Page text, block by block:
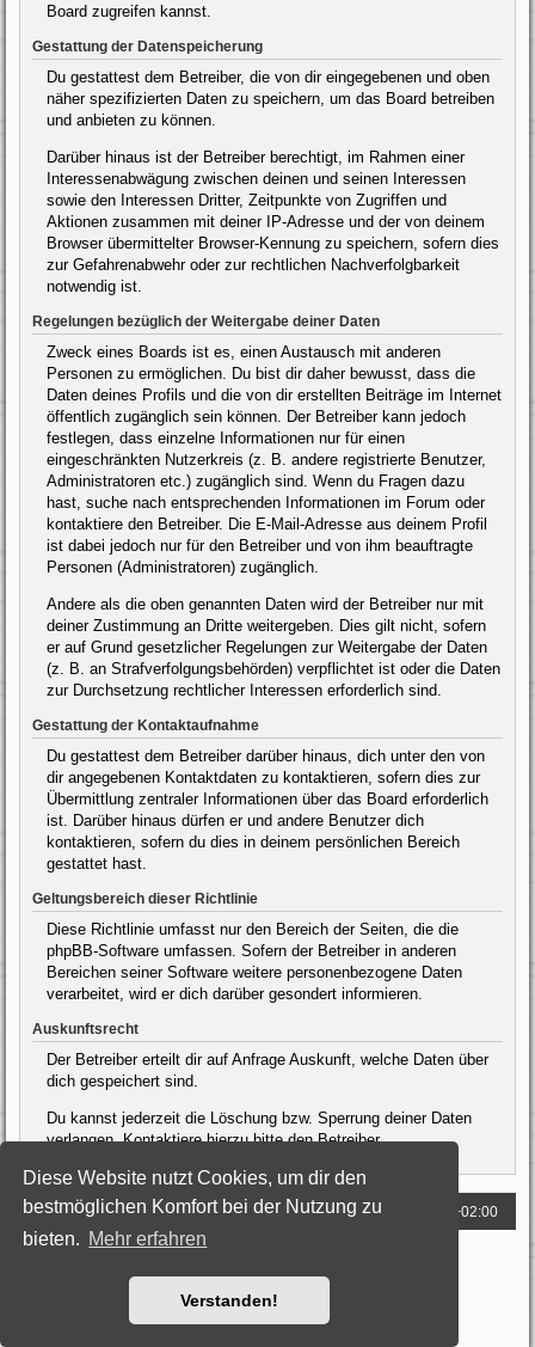
Diese Website nutzt Cookies, um dir den
bestmöglichen Komfort bei der Nutzung zu
bieten. Mehr erfahren
Verstanden!
Board zugreifen kannst.
Gestattung der Datenspeicherung
Du gestattest dem Betreiber, die von dir eingegebenen und oben
näher spezifizierten Daten zu speichern, um das Board betreiben
und anbieten zu können.
Darüber hinaus ist der Betreiber berechtigt, im Rahmen einer
Interessenabwägung zwischen deinen und seinen Interessen
sowie den Interessen Dritter, Zeitpunkte von Zugriffen und
Aktionen zusammen mit deiner IP-Adresse und der von deinem
Browser übermittelter Browser-Kennung zu speichern, sofern dies
zur Gefahrenabwehr oder zur rechtlichen Nachverfolgbarkeit
notwendig ist.
Regelungen bezüglich der Weitergabe deiner Daten
Zweck eines Boards ist es, einen Austausch mit anderen
Personen zu ermöglichen. Du bist dir daher bewusst, dass die
Daten deines Profils und die von dir erstellten Beiträge im Internet
öffentlich zugänglich sein können. Der Betreiber kann jedoch
festlegen, dass einzelne Informationen nur für einen
eingeschränkten Nutzerkreis (z. B. andere registrierte Benutzer,
Administratoren etc.) zugänglich sind. Wenn du Fragen dazu
hast, suche nach entsprechenden Informationen im Forum oder
kontaktiere den Betreiber. Die E-Mail-Adresse aus deinem Profil
ist dabei jedoch nur für den Betreiber und von ihm beauftragte
Personen (Administratoren) zugänglich.
Andere als die oben genannten Daten wird der Betreiber nur mit
deiner Zustimmung an Dritte weitergeben. Dies gilt nicht, sofern
er auf Grund gesetzlicher Regelungen zur Weitergabe der Daten
(z. B. an Strafverfolgungsbehörden) verpflichtet ist oder die Daten
zur Durchsetzung rechtlicher Interessen erforderlich sind.
Gestattung der Kontaktaufnahme
Du gestattest dem Betreiber darüber hinaus, dich unter den von
dir angegebenen Kontaktdaten zu kontaktieren, sofern dies zur
Übermittlung zentraler Informationen über das Board erforderlich
ist. Darüber hinaus dürfen er und andere Benutzer dich
kontaktieren, sofern du dies in deinem persönlichen Bereich
gestattet hast.
Geltungsbereich dieser Richtlinie
Diese Richtlinie umfasst nur den Bereich der Seiten, die die
phpBB-Software umfassen. Sofern der Betreiber in anderen
Bereichen seiner Software weitere personenbezogene Daten
verarbeitet, wird er dich darüber gesondert informieren.
Auskunftsrecht
Der Betreiber erteilt dir auf Anfrage Auskunft, welche Daten über
dich gespeichert sind.
Du kannst jederzeit die Löschung bzw. Sperrung deiner Daten
verlangen. Kontaktiere hierzu bitte den Betreiber.
Foren-Übersicht Alle Zeiten sind UTC+02:00
Powered byphpBB® Forum Software © phpBB Limited
Deutsche Übersetzung durchphpBB.de
Style: Black-Silver by Joyce&Luna
phpBB-Style-Design
Nutzungsbedingungen